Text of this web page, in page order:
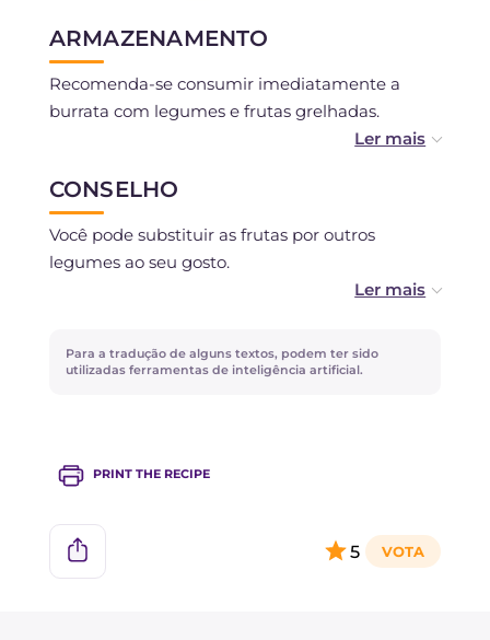
ARMAZENAMENTO
Recomenda-se consumir imediatamente a
burrata com legumes e frutas grelhadas.
conservados por 2 dias na geladeira, sem molho.
CONSELHO
Você pode substituir as frutas por outros
legumes ao seu gosto.
Para a tradução de alguns textos, podem ter sido
utilizadas ferramentas de inteligência artificial.
PRINT THE RECIPE
5